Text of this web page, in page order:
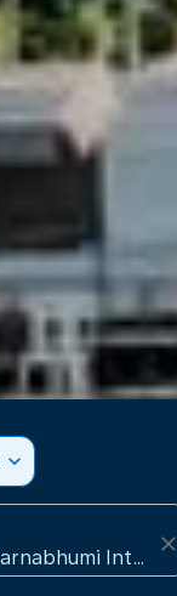
expand_more
close